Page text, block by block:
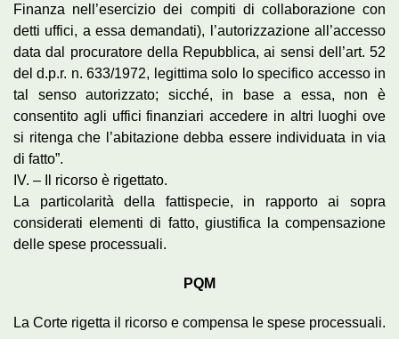
Finanza nell’esercizio dei compiti di collaborazione con
detti uffici, a essa demandati), l’autorizzazione all’accesso
data dal procuratore della Repubblica, ai sensi dell’art. 52
del d.p.r. n. 633/1972, legittima solo lo specifico accesso in
tal senso autorizzato; sicché, in base a essa, non è
consentito agli uffici finanziari accedere in altri luoghi ove
si ritenga che l’abitazione debba essere individuata in via
di fatto”.
IV. – Il ricorso è rigettato.
La particolarità della fattispecie, in rapporto ai sopra
considerati elementi di fatto, giustifica la compensazione
delle spese processuali.
PQM
La Corte rigetta il ricorso e compensa le spese processuali.